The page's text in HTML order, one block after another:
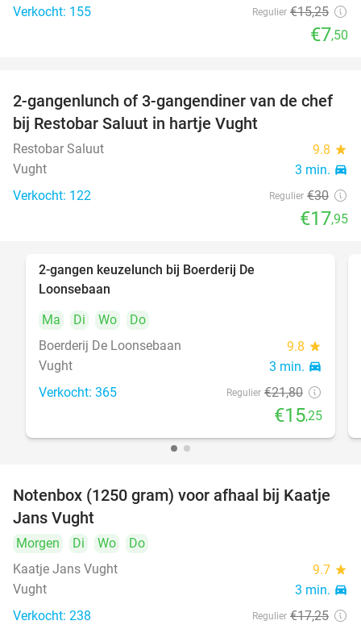
Verkocht: 155 Regulier €15,25
€7,50
40%
2-gangenlunch of 3-gangendiner van de chef
bij Restobar Saluut in hartje Vught
Restobar Saluut 9.8 star
Vught 3 min. directions_car
Verkocht: 122 Regulier €30
€17,95
2-gangen keuzelunch bij Boerderij De
Loonsebaan
Ma
Di Wo
Do
Boerderij De Loonsebaan
9.8 star
Vught 3 min. directions_car
Verkocht: 365 Regulier €21,80
€15,25
42%
Notenbox (1250 gram) voor afhaal bij Kaatje
Jans Vught
Morgen Di Wo
Do
Kaatje Jans Vught
9.7 star
Vught 3 min. directions_car
Verkocht: 238 Regulier €17,25